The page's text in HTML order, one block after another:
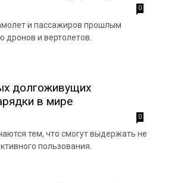
0
и пассажиров прошлым
и вертолетов.
долгоживущих
в мире
0
тем, что смогут выдержать не
пользования.